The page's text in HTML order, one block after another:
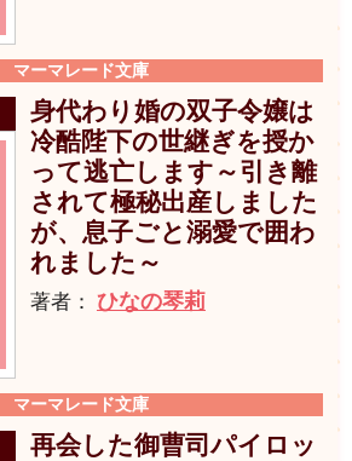
マーマレード文庫
身代わり婚の双子令嬢は
冷酷陛下の世継ぎを授か
って逃亡します～引き離
されて極秘出産しました
が、息子ごと溺愛で囲わ
れました～
著者： ひなの琴莉
マーマレード文庫
再会した御曹司パイロッ